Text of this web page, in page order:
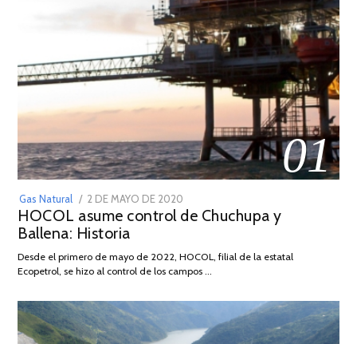
01
Gas Natural
POSTED
ON
2 DE MAYO DE 2020
DE
2026
HOCOL asume control de Chuchupa y
Ballena: Historia
Desde el primero de mayo de 2022, HOCOL, filial de la estatal
Ecopetrol, se hizo al control de los campos …